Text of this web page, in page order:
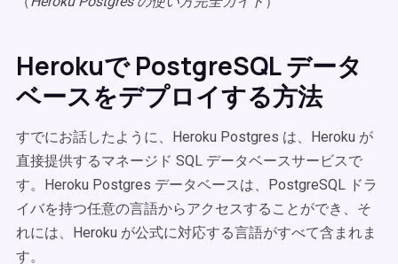
Herokuで PostgreSQL データ
ベースをデプロイする方法
すでにお話したように、Heroku Postgres は、Heroku が
直接提供するマネージド SQL データベースサービスで
す。Heroku Postgres データベースは、PostgreSQL ドラ
イバを持つ任意の言語からアクセスすることができ、そ
れには、Heroku が公式に対応する言語がすべて含まれま
す。